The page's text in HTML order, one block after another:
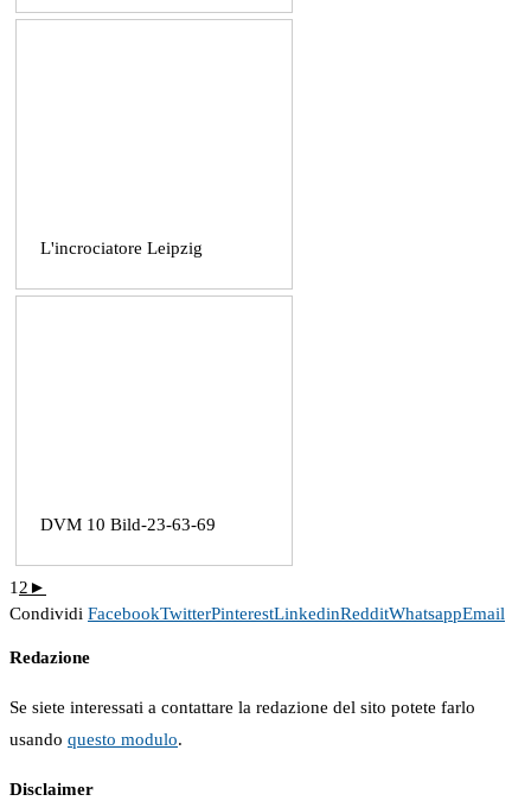
L'incrociatore Leipzig
DVM 10 Bild-23-63-69
12 ►
Condividi FacebookTwitterPinterestLinkedinRedditWhatsappEmail
Redazione
Se siete interessati a contattare la redazione del sito potete farlo
usando questo modulo.
Disclaimer